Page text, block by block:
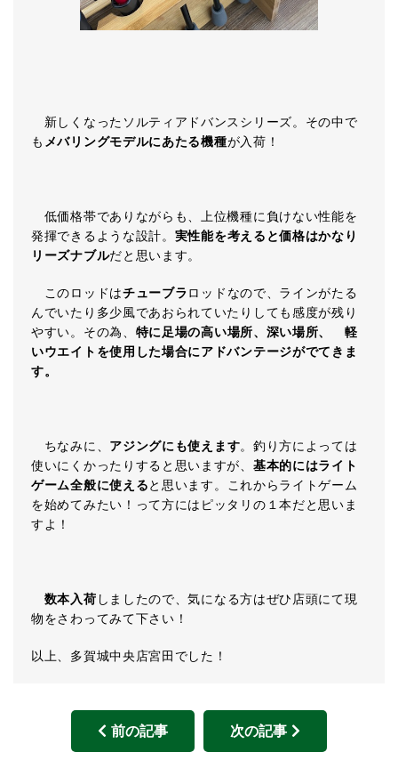
新しくなったソルティアドバンスシリーズ。その中で
も メバリングモデルにあたる機種が入荷！
低価格帯でありながらも、上位機種に負けない性能を
発揮できるような設計。 実性能を考えると価格はかなり
リーズナブルだと思います。
このロッドはチューブラロッドなので、ラインがたる
んでいたり多少風であおられていたりしても感度が残り
やすい。その為、 特に足場の高い場所、深い場所、 軽
いウエイトを使用した場合にアドバンテージがでてきま
す。
ちなみに、 アジングにも使えます。釣り方によっては
使いにくかったりすると思いますが、 基本的にはライト
ゲーム全般に使えると思います。これからライトゲーム
を始めてみたい！って方にはピッタリの１本だと思いま
すよ！
数本入荷 しましたので、気になる方はぜひ店頭にて現
物をさわってみて下さい！
以上、多賀城中央店宮田でした！
前の記事 次の記事